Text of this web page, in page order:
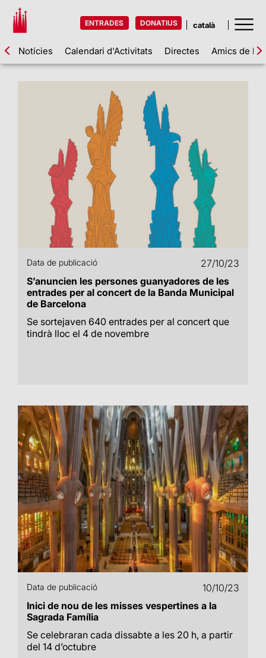
ENTRADES DONATIUS
Notícies Calendari d'Activitats Directes Amics de la
Data de publicació
27/10/23
S’anuncien les persones guanyadores de les
entrades per al concert de la Banda Municipal
de Barcelona
Se sortejaven 640 entrades per al concert que
tindrà lloc el 4 de novembre
Data de publicació
10/10/23
Inici de nou de les misses vespertines a la
Sagrada Família
Se celebraran cada dissabte a les 20 h, a partir
del 14 d’octubre